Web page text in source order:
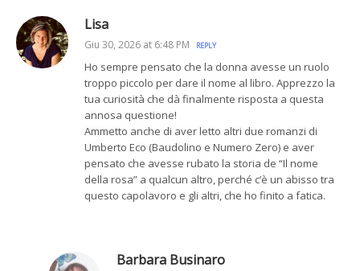
Lisa
Giu 30, 2026 at 6:48 PM REPLY
Ho sempre pensato che la donna avesse un ruolo
troppo piccolo per dare il nome al libro. Apprezzo la
tua curiosità che dà finalmente risposta a questa
annosa questione!
Ammetto anche di aver letto altri due romanzi di
Umberto Eco (Baudolino e Numero Zero) e aver
pensato che avesse rubato la storia de “Il nome
della rosa” a qualcun altro, perché c’è un abisso tra
questo capolavoro e gli altri, che ho finito a fatica.
Barbara Businaro